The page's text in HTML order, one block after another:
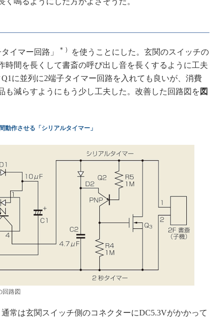
活用設計」
評価試験はど
る【Thread
イマー回路」 ＊）
を使うことにした。玄関のスイッチの
時間を長くして書斎の呼び出し音を長くするように工夫
に並列に2端子タイマー回路を入れても良いが、消費
も減らすようにもう少し工夫した。改善した回路図を 図
動作させる「シリアルタイマー」
回路図
常は玄関スイッチ側のコネクターにDC5.3Vがかかって